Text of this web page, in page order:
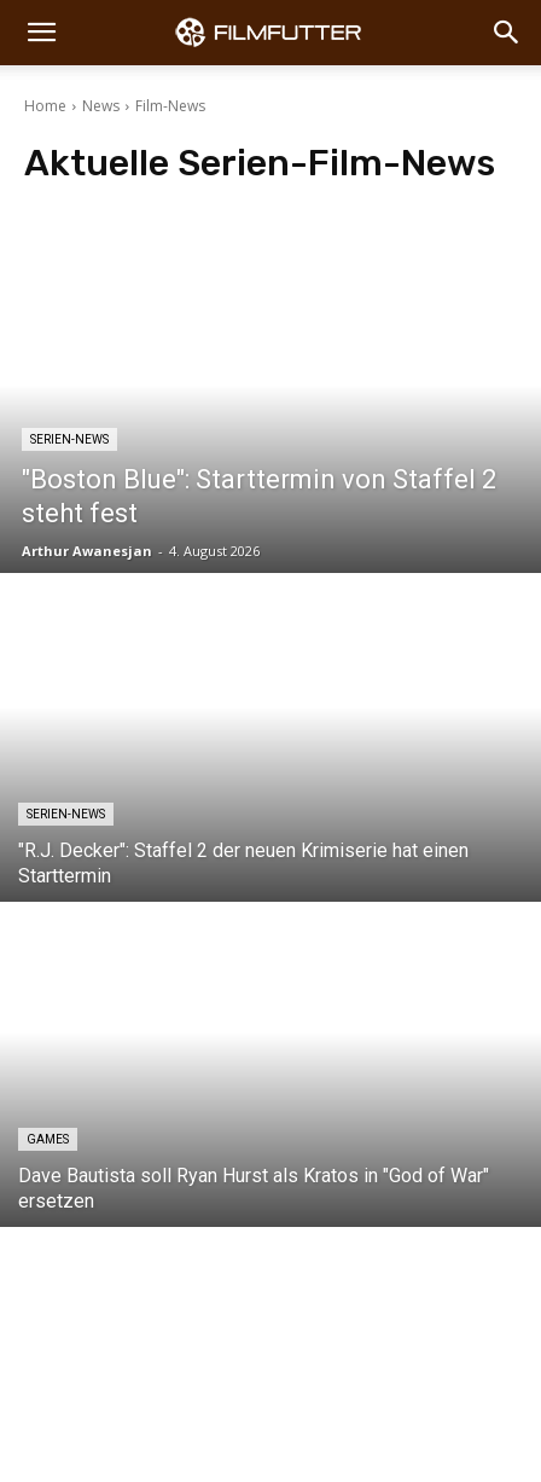
Home News Film-News
Aktuelle Serien-Film-News
SERIEN-NEWS
"Boston Blue": Starttermin von Staffel 2
steht fest
Arthur Awanesjan - 4. August 2026
SERIEN-NEWS
"R.J. Decker": Staffel 2 der neuen Krimiserie hat einen
Starttermin
GAMES
Dave Bautista soll Ryan Hurst als Kratos in "God of War"
ersetzen